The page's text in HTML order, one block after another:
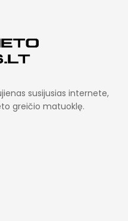
susijusias internete,
greičio matuoklę.